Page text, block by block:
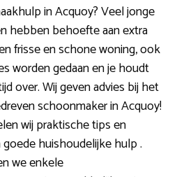
in Acquoy? Veel jonge
hebben behoefte aan extra
frisse en schone woning, ook
worden gedaan en je houdt
over. Wij geven advies bij het
schoonmaker in Acquoy!
wij praktische tips en
huishoudelijke hulp .
we enkele